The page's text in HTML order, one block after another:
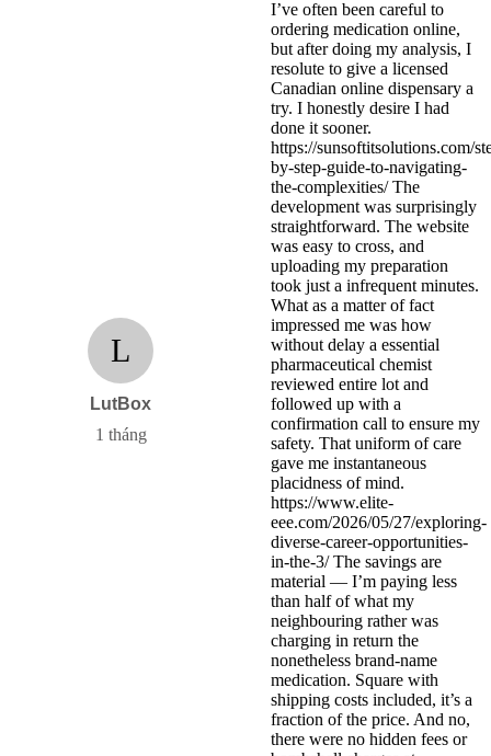
L
LutBox
1 tháng
I’ve often been careful to
ordering medication online,
but after doing my analysis, I
resolute to give a licensed
Canadian online dispensary a
try. I honestly desire I had
done it sooner.
https://sunsoftitsolutions.com/
by-step-guide-to-navigating-
the-complexities/ The
development was surprisingly
straightforward. The website
was easy to cross, and
uploading my preparation
took just a infrequent minutes.
What as a matter of fact
impressed me was how
without delay a essential
pharmaceutical chemist
reviewed entire lot and
followed up with a
confirmation call to ensure my
safety. That uniform of care
gave me instantaneous
placidness of mind.
https://www.elite-
eee.com/2026/05/27/exploring-
diverse-career-opportunities-
in-the-3/ The savings are
material — I’m paying less
than half of what my
neighbouring rather was
charging in return the
nonetheless brand-name
medication. Square with
shipping costs included, it’s a
fraction of the price. And no,
there were no hidden fees or